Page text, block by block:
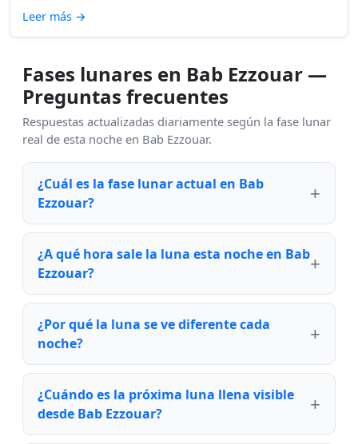
Leer más →
Fases lunares en Bab Ezzouar —
Preguntas frecuentes
Respuestas actualizadas diariamente según la fase lunar
real de esta noche en Bab Ezzouar.
¿Cuál es la fase lunar actual en Bab
Ezzouar?
¿A qué hora sale la luna esta noche en Bab
Ezzouar?
¿Por qué la luna se ve diferente cada
noche?
¿Cuándo es la próxima luna llena visible
desde Bab Ezzouar?